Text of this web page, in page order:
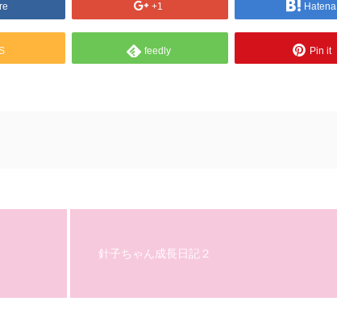
+1 Hatena
feedly Pin it
針子ちゃん成長日記２